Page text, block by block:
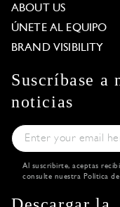
ABOUT US
ÚNETE AL EQUIPO
BRAND VISIBILITY
Suscríbase a
noticias
Al suscribirte, aceptas
consulte nuestra Política